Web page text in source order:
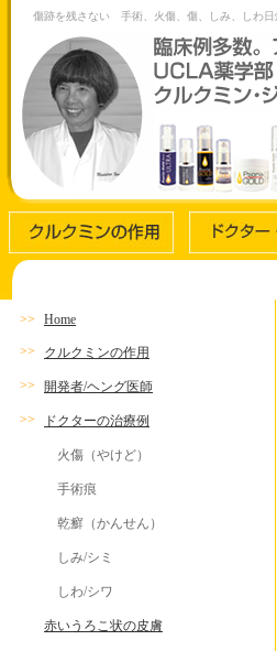
傷跡を残さない 手術、火傷、傷、しみ、しわ
>> Home
>> クルクミンの作用
>> 開発者/ヘング医師
>> ドクターの治療例
火傷（やけど）
手術痕
乾癬（かんせん）
しみ/シミ
しわ/シワ
赤いうろこ状の皮膚